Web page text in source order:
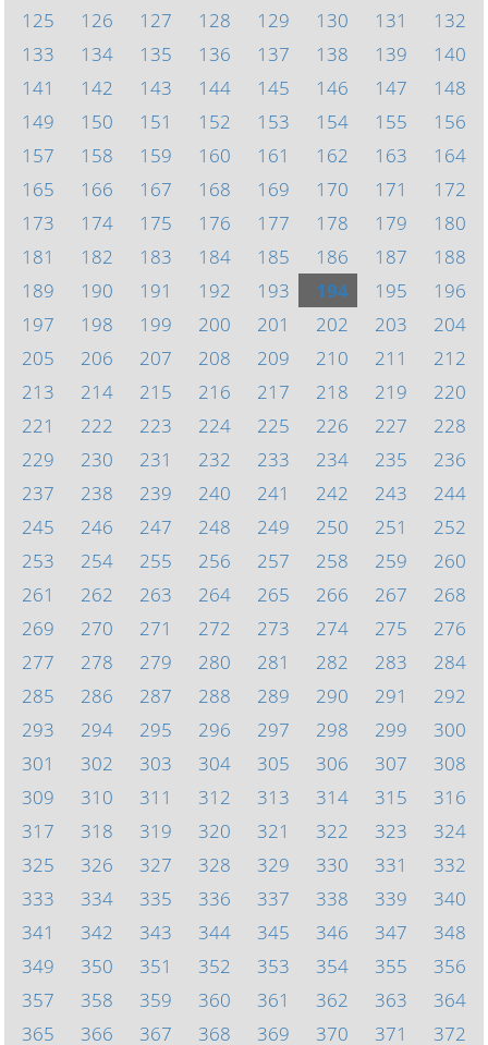
125
126 127 128 129 130 131
132
133
134 135 136 137 138 139
140
141
142 143 144 145 146 147
148
149
150 151 152 153 154 155
156
157
158 159 160 161 162 163
164
165
166 167 168 169 170 171
172
173
174 175 176 177 178 179
180
181
182 183 184 185 186 187
188
189
190 191 192 193 194 195
196
197
198 199 200 201 202 203
204
205
206 207 208 209 210 211
212
213
214 215 216 217 218 219
220
221
222 223 224 225 226 227
228
229
230 231 232 233 234 235
236
237
238 239 240 241 242 243
244
245
246 247 248 249 250 251
252
253
254 255 256 257 258 259
260
261
262 263 264 265 266 267
268
269
270 271 272 273 274 275
276
277
278 279 280 281 282 283
284
285
286 287 288 289 290 291
292
293
294 295 296 297 298 299
300
301
302 303 304 305 306 307
308
309
310 311 312 313 314 315
316
317
318 319 320 321 322 323
324
325
326 327 328 329 330 331
332
333
334 335 336 337 338 339
340
341
342 343 344 345 346 347
348
349
350 351 352 353 354 355
356
357
358 359 360 361 362 363
364
365
366 367 368 369 370 371 372